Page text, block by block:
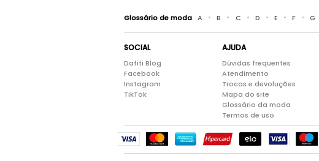
Glossário de moda A • B • C • D • E • F • G
SOCIAL
Dafiti Blog
Facebook
Instagram
TikTok
AJUDA
Dúvidas frequentes
Atendimento
Trocas e devoluções
Mapa do site
Glossário da moda
Termos de uso